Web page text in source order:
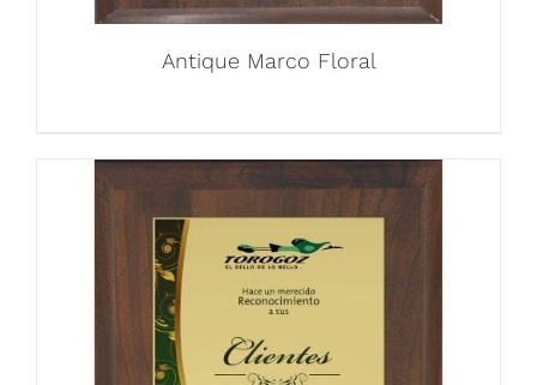
Antique Marco Floral